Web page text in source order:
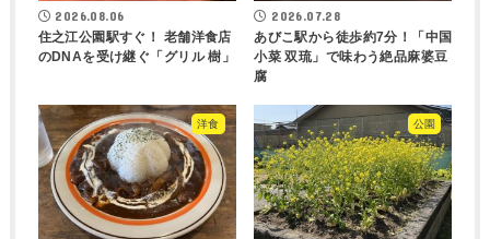
2026.08.06
住之江公園駅すぐ！ 老舗洋食店
のDNAを受け継ぐ「グリル 樹」
2026.07.28
あびこ駅から徒歩約7分！「中国
小菜 双琉」で味わう絶品麻婆豆
腐
洋食 公園